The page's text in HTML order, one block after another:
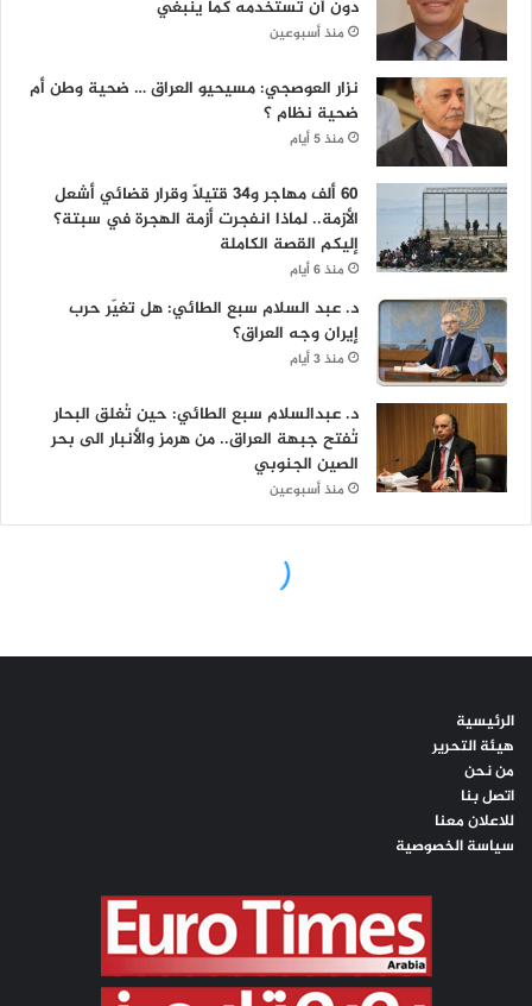
الرئيسية
هيئة التحرير
من نحن
اتصل بنا
للاعلان معنا
سياسة الخصوصية